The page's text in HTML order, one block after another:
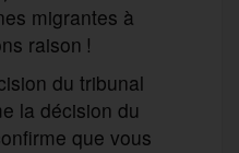
migrantes à
raison !
du tribunal
la décision du
que vous